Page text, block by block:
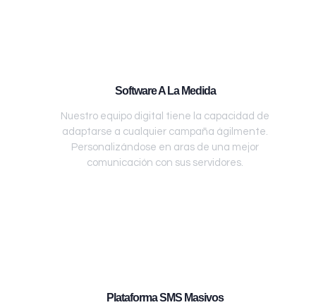
Software A La Medida
Nuestro equipo digital tiene la capacidad de
adaptarse a cualquier campaña ágilmente.
Personalizándose en aras de una mejor
comunicación con sus servidores.
Plataforma SMS Masivos